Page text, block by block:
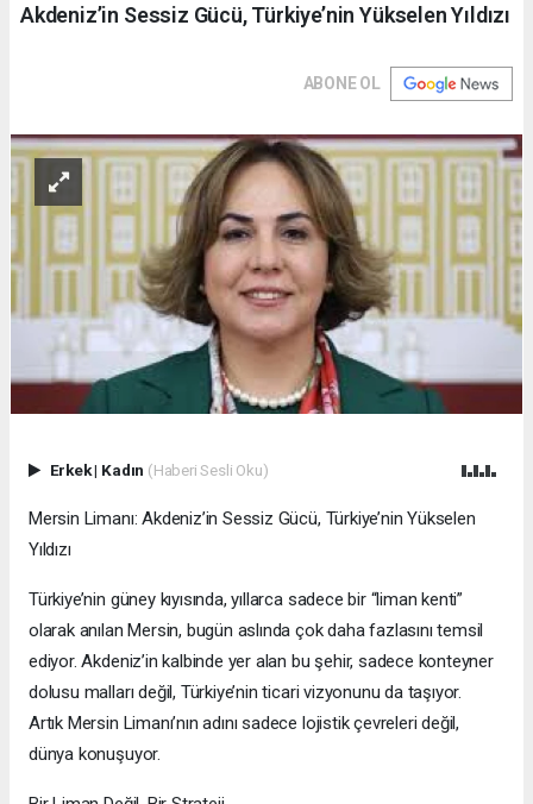
Akdeniz’in Sessiz Gücü, Türkiye’nin Yükselen Yıldızı
ABONE OL
Erkek| Kadın (Haberi Sesli Oku)
Mersin Limanı: Akdeniz’in Sessiz Gücü, Türkiye’nin Yükselen
Yıldızı
Türkiye’nin güney kıyısında, yıllarca sadece bir “liman kenti”
olarak anılan Mersin, bugün aslında çok daha fazlasını temsil
ediyor. Akdeniz’in kalbinde yer alan bu şehir, sadece konteyner
dolusu malları değil, Türkiye’nin ticari vizyonunu da taşıyor.
Artık Mersin Limanı’nın adını sadece lojistik çevreleri değil,
dünya konuşuyor.